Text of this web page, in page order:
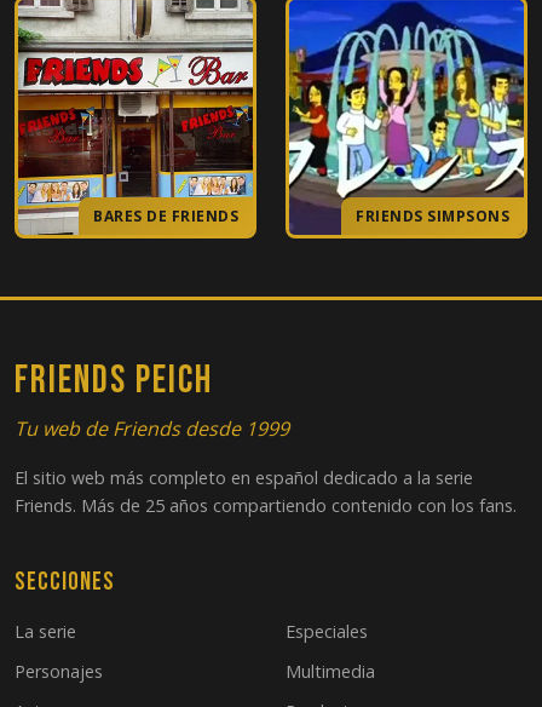
BARES DE FRIENDS FRIENDS SIMPSONS
FRIENDS PEICH
Tu web de Friends desde 1999
El sitio web más completo en español dedicado a la serie
Friends. Más de 25 años compartiendo contenido con los fans.
Secciones
La serie
Personajes
Especiales
Multimedia